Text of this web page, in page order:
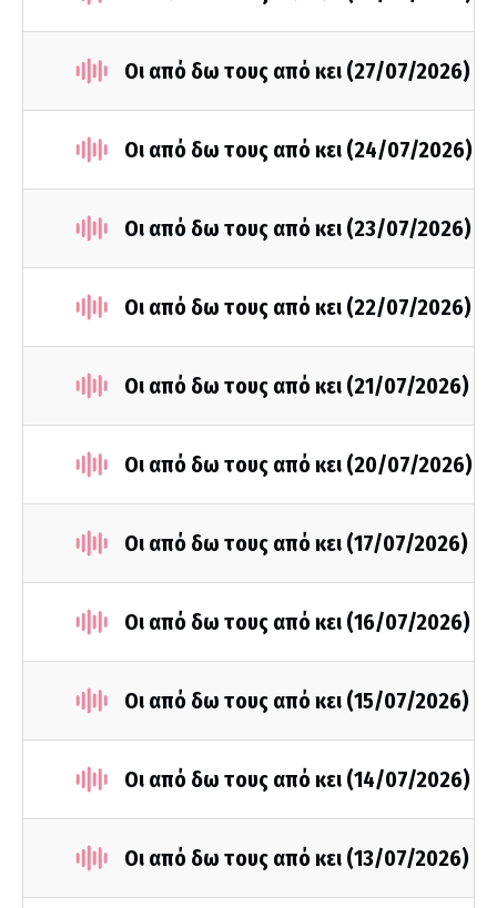
Οι από δω τους από κει (27/07/2026)
Οι από δω τους από κει (24/07/2026)
Οι από δω τους από κει (23/07/2026)
Οι από δω τους από κει (22/07/2026)
Οι από δω τους από κει (21/07/2026)
Οι από δω τους από κει (20/07/2026)
Οι από δω τους από κει (17/07/2026)
Οι από δω τους από κει (16/07/2026)
Οι από δω τους από κει (15/07/2026)
Οι από δω τους από κει (14/07/2026)
Οι από δω τους από κει (13/07/2026)